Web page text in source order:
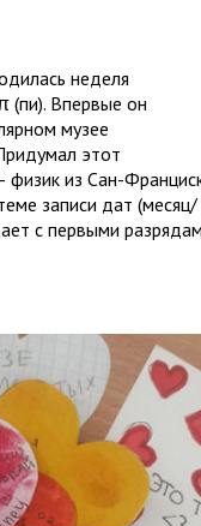
неделя
(пи). Впервые он
музее
этот
из Сан-
записи дат (месяц/
с первыми